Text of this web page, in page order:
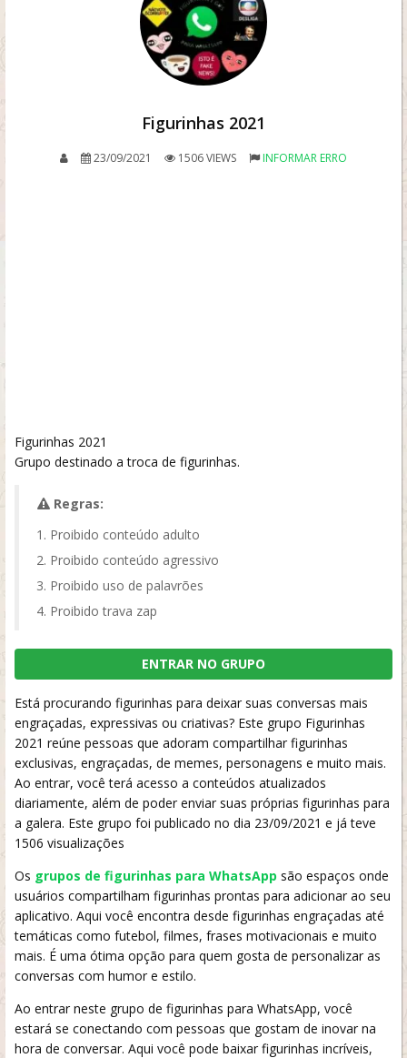
Figurinhas 2021
23/09/2021 1506 VIEWS INFORMAR ERRO
Figurinhas 2021
Grupo destinado a troca de figurinhas.
Regras:
Proibido conteúdo adulto
Proibido conteúdo agressivo
Proibido uso de palavrões
Proibido trava zap
ENTRAR NO GRUPO
Está procurando figurinhas para deixar suas conversas mais
engraçadas, expressivas ou criativas? Este grupo Figurinhas
2021 reúne pessoas que adoram compartilhar figurinhas
exclusivas, engraçadas, de memes, personagens e muito mais.
Ao entrar, você terá acesso a conteúdos atualizados
diariamente, além de poder enviar suas próprias figurinhas para
a galera. Este grupo foi publicado no dia 23/09/2021 e já teve
1506 visualizações
Os grupos de figurinhas para WhatsApp são espaços onde
usuários compartilham figurinhas prontas para adicionar ao seu
aplicativo. Aqui você encontra desde figurinhas engraçadas até
temáticas como futebol, filmes, frases motivacionais e muito
mais. É uma ótima opção para quem gosta de personalizar as
conversas com humor e estilo.
Ao entrar neste grupo de figurinhas para WhatsApp, você
estará se conectando com pessoas que gostam de inovar na
hora de conversar. Aqui você pode baixar figurinhas incríveis,